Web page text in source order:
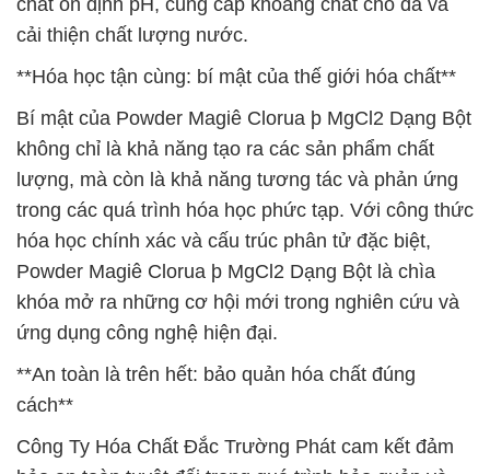
chất ổn định pH, cung cấp khoáng chất cho da và
cải thiện chất lượng nước.
**Hóa học tận cùng: bí mật của thế giới hóa chất**
Bí mật của Powder Magiê Clorua þ MgCl2 Dạng Bột
không chỉ là khả năng tạo ra các sản phẩm chất
lượng, mà còn là khả năng tương tác và phản ứng
trong các quá trình hóa học phức tạp. Với công thức
hóa học chính xác và cấu trúc phân tử đặc biệt,
Powder Magiê Clorua þ MgCl2 Dạng Bột là chìa
khóa mở ra những cơ hội mới trong nghiên cứu và
ứng dụng công nghệ hiện đại.
**An toàn là trên hết: bảo quản hóa chất đúng
cách**
Công Ty Hóa Chất Đắc Trường Phát cam kết đảm